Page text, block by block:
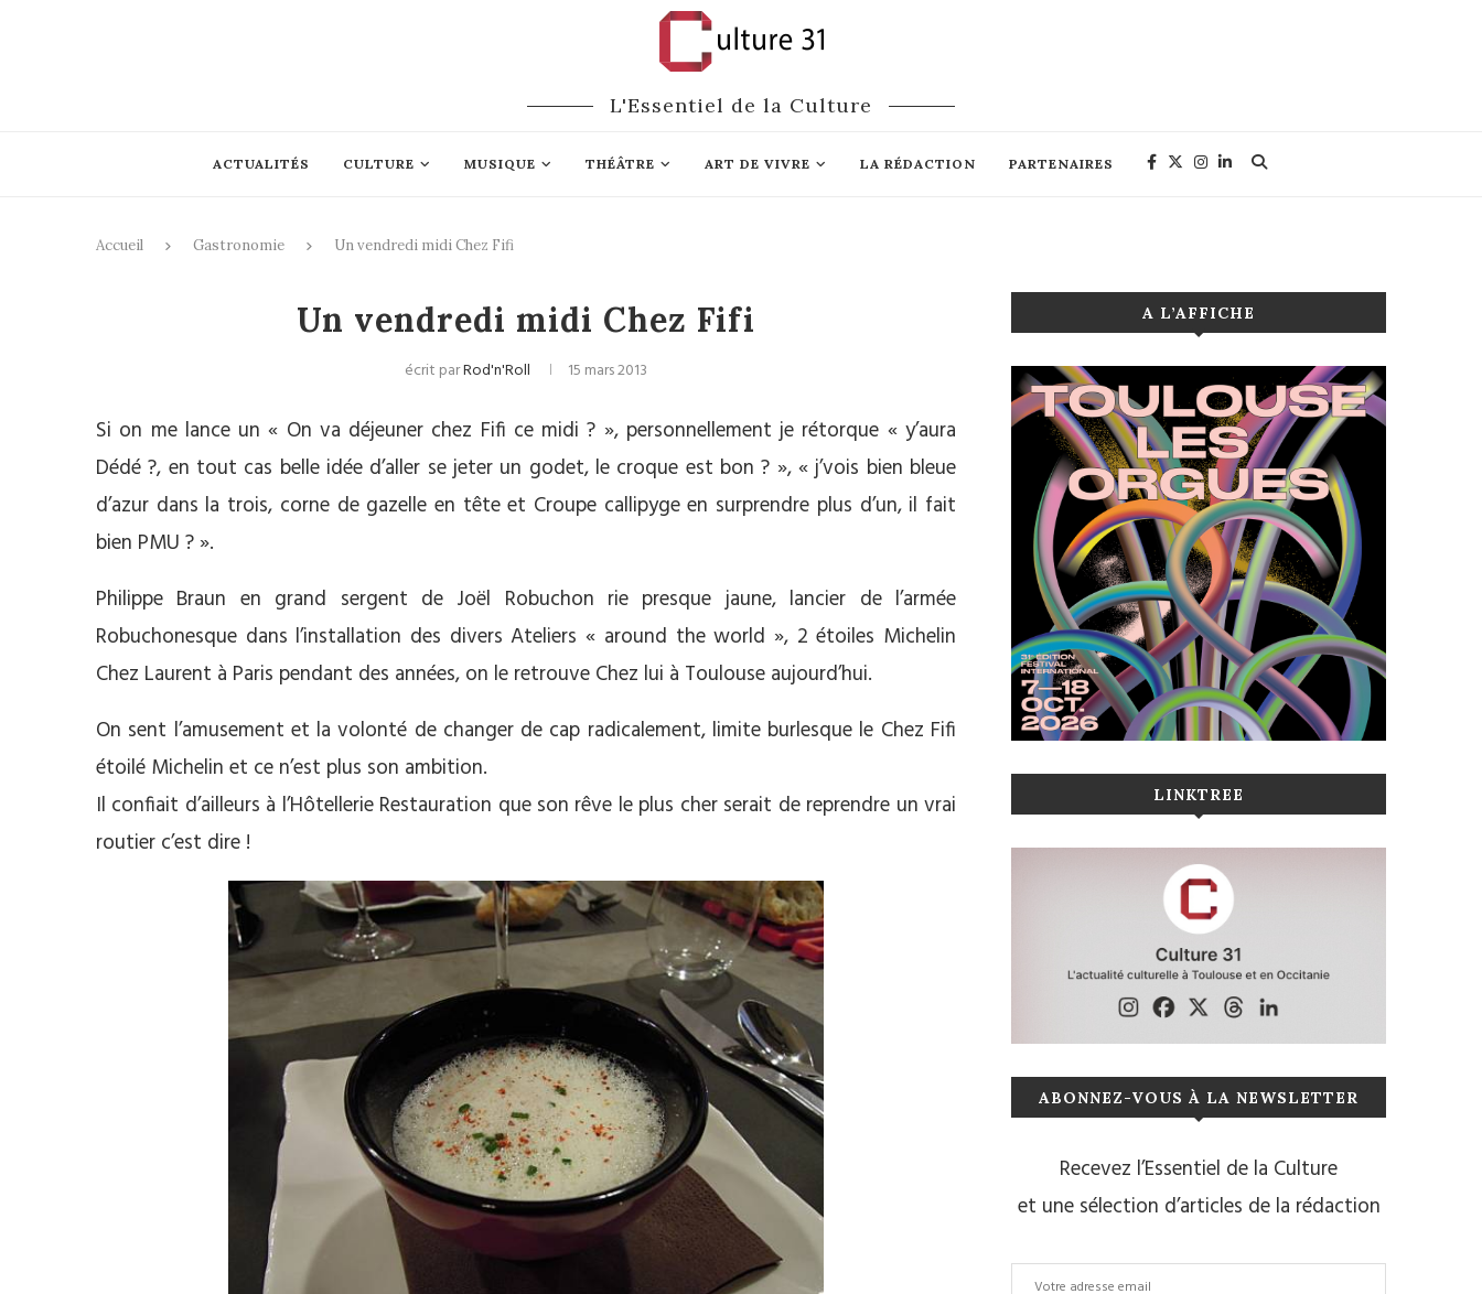
L'Essentiel de la Culture
ACTUALITÉS CULTURE MUSIQUE THÉÂTRE ART DE VIVRE LA RÉDACTION PARTENAIRES
Accueil Gastronomie Un vendredi midi Chez Fifi
Un vendredi midi Chez Fifi
écrit parRod'n'Roll 15 mars 2013
Si on me lance un « On va déjeuner chez Fifi ce midi ? », personnellement je rétorque « y’aura
Dédé ?, en tout cas belle idée d’aller se jeter un godet, le croque est bon ? », « j’vois bien bleue
d’azur dans la trois, corne de gazelle en tête et Croupe callipyge en surprendre plus d’un, il fait
bien PMU ? ».
Philippe Braun en grand sergent de Joël Robuchon rie presque jaune, lancier de l’armée
Robuchonesque dans l’installation des divers Ateliers « around the world », 2 étoiles Michelin
Chez Laurent à Paris pendant des années, on le retrouve Chez lui à Toulouse aujourd’hui.
On sent l’amusement et la volonté de changer de cap radicalement, limite burlesque le Chez Fifi
étoilé Michelin et ce n’est plus son ambition.
Il confiait d’ailleurs à l’Hôtellerie Restauration que son rêve le plus cher serait de reprendre un vrai
routier c’est dire !
A L’AFFICHE
LINKTREE
ABONNEZ-VOUS À LA NEWSLETTER
Recevez l’Essentiel de la Culture
et une sélection d’articles de la rédaction